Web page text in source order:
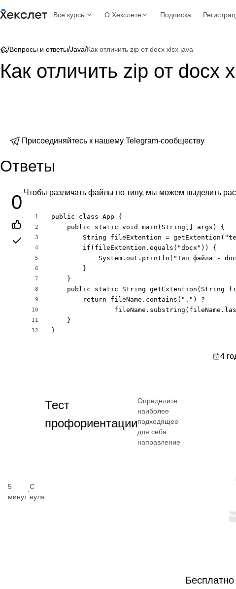
Все курсы О Хекслете Подписка
/Вопросы и ответы/Java/Как отличить zip от docx xlsx java
Как отличить zip от docx
Присоединяйтесь к нашему Telegram-сообществу
Ответы
0 Чтобы различать файлы по типу, мы можем выделить
1
2
3
4
5
6
7
8
9
10
11
12
public class App {
    public static void main(String[] args) {
String fileExtention =
        if(fileExtention.equals("docx")) {
System.out.println("Тип файла -
        }
    }
public static String getExtention(String
        return fileName.contains(".") ?
    }
}
4
5
минут
·
С
нуля
Тест
профориентации
Определите
наиболее
подходящее
для себя
направление
Бесплатно